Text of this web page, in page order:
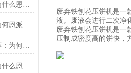
铁屑屑饼机生产厂家推荐：为什么恩派特是您的优选伙伴
铝屑屑饼机生产厂家推荐：为何恩派特成为金属回收行业的“隐形优选”？
钢渣压饼机生产厂家深度推荐：为何恩派特成为高净值产线的优选
铜渣压饼机生产厂家推荐：为什么恩派特成为众多企业的信赖？
废弃铁刨花压饼机是一
液。废液会进行二次净
废弃铁刨花压饼机是一
压制成密度高的饼快，